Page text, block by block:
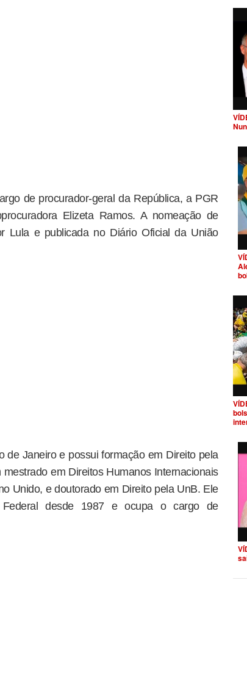
de procurador-geral da República, a PGR
Elizeta Ramos. A nomeação de
Lula e publicada no Diário Oficial da União
de Janeiro e possui formação em Direito pela
em Direitos Humanos Internacionais
Unido, e doutorado em Direito pela UnB. Ele
desde 1987 e ocupa o cargo de